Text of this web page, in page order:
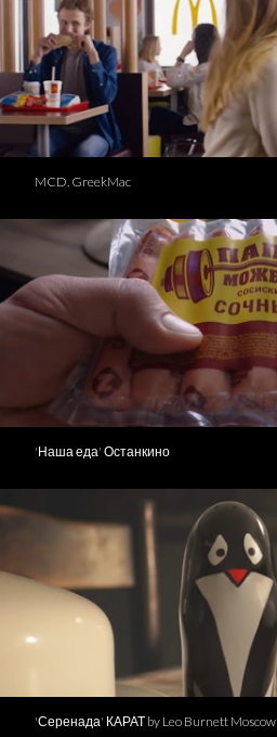
MCD. GreekMac
'Наша еда' Останкино
'Серенада' КАРАТ by Leo Burnett Moscow